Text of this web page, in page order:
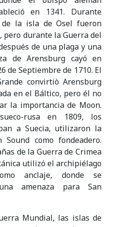
en 1341. Durante
la isla de Osel fueron
pero durante la Guerra del
de una plaga y una
de Arensburg cayó en
de Septiembre de 1710. El
convirtiò Arensburg
en el Báltico, pero él no
la importancia de Moon.
rusa en 1809, los
a Suecia, utilizaron la
como fondeadero.
de la Guerra de Crimea
utilizó el archipiélago
anclaje, donde se
amenaza para San
Mundial, las islas de